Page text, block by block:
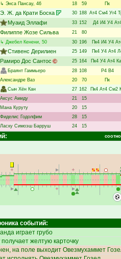
↳ Энса Пансау, 46 18 59 Пк
Э. Ж. да Крати Боска 30 188 Ат4 См4 Уг4
Муаид Эллафи 33 152 Д4 И4 У4
Филиппе Жозе Сильва 21 80
↳ Джебел Кенени, 50 30 196 Пк4 И4 У4
Стивенс Дерилиен 25 149 Пк4 У4 Ат4
Рамиро Дос Сантос 25 164 Пк4 У4 Ат4
Браянт Гаммьеро 28 108 Р4 В4
Александре Ваз 20 70 Пк
Сын Хён Кан 27 162 Пк4 Ат4 См2
Аксус Амиду 21 15
Мана Куруту 20 15
Фиделис Годолфим 28 15
Ласку Симоэш Барруш 24 15
событий:
играет грубо
получает желтую карточку
на поле выходит Овезмухаммет